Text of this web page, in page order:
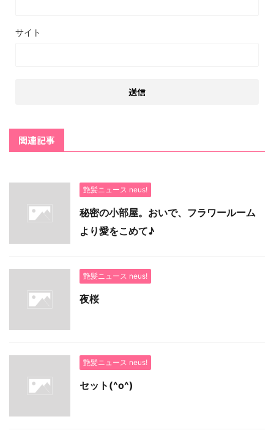
サイト
関連記事
艶髪ニュース neus!
秘密の小部屋。おいで、フラワールーム
より愛をこめて♪
艶髪ニュース neus!
夜桜
艶髪ニュース neus!
セット(^o^)